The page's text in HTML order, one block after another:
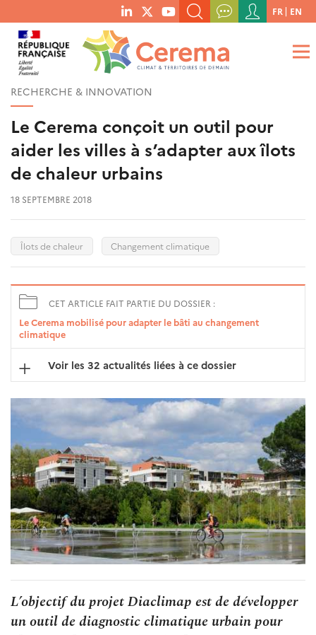
menu
social
links
RECHERCHER UN MOT-CLÉ, UNE PUBLICATION, ETC.
QUE RECHERCHEZ-VOUS ?
Menu
du
compte
de
FR EN
RECHERCHE & INNOVATION
Le Cerema conçoit un outil pour
aider les villes à s’adapter aux îlots
de chaleur urbains
18 SEPTEMBRE 2018
Îlots de chaleur Changement climatique
CET ARTICLE FAIT PARTIE DU DOSSIER :
Le Cerema mobilisé pour adapter le bâti au changement
climatique
Voir les 32 actualités liées à ce dossier
L’objectif du projet Diaclimap est de développer
un outil de diagnostic climatique urbain pour